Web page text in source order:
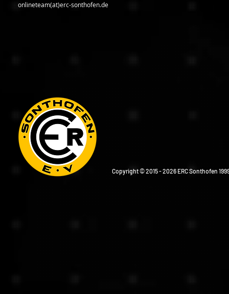
onlineteam(at)erc-sonthofen.de
Copyright © 2015 - 2026 ERC Sonthofen